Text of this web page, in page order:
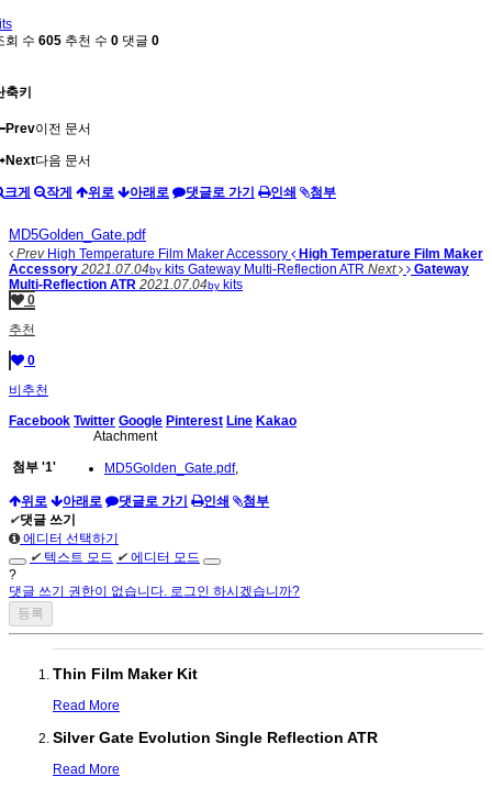
회 수 605 추천 수 0 댓글 0
축키
Prev이전 문서
Next다음 문서
크게 작게 위로 아래로 댓글로 가기 인쇄 첨부
MD5Golden_Gate.pdf
PrevHigh Temperature Film Maker Accessory
High Temperature Film Maker
Accessory 2021.07.04by kits Gateway Multi-Reflection ATR Next
Gateway
Multi-Reflection ATR 2021.07.04by kits
0
추천
0
비추천
Facebook Twitter Google Pinterest Line Kakao
Atachment
첨부 '1' MD5Golden_Gate.pdf,
위로 아래로 댓글로 가기 인쇄
첨부
✔댓글 쓰기
에디터 선택하기
✔ 텍스트 모드 ✔에디터 모드
?
댓글 쓰기 권한이 없습니다. 로그인 하시겠습니까?
Thin Film Maker Kit
Read More
Silver Gate Evolution Single Reflection ATR
Read More